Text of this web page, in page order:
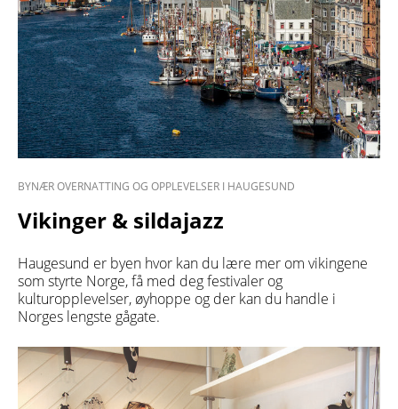
BYNÆR OVERNATTING OG OPPLEVELSER I HAUGESUND
Vikinger & sildajazz
Haugesund er byen hvor kan du lære mer om vikingene
som styrte Norge, få med deg festivaler og
kulturopplevelser, øyhoppe og der kan du handle i
Norges lengste gågate.